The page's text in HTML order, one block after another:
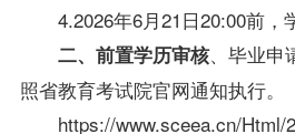
4.2026年6月21日20:00前，
二、前置学历审核、毕业申
照省教育考试院官网通知执行。
https://www.sceea.cn/Html/